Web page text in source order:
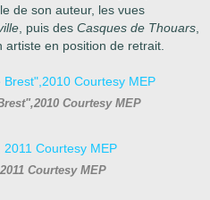
de son auteur, les vues
, puis des Casques de Thouars
en position de retrait.
Courtesy MEP
Courtesy MEP